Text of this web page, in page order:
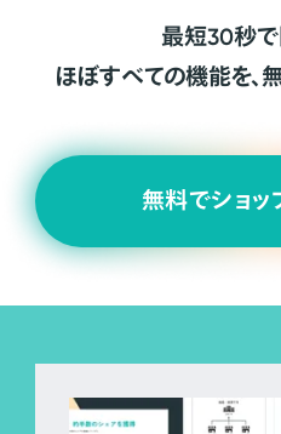
最短30秒で
ほぼすべての機能を、
無料でショッ